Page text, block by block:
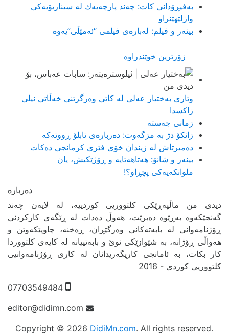
به‌فیڕۆدانی كات: چه‌ند پارچه‌یه‌ك له‌ سیناریۆیه‌كی
وازلێهێنراو
بینه‌ر و فیلم: له‌باره‌ی فیلمی “ئه‌مێڵی”یه‌وه‌
زۆرترین خوێندراوە
وتاری بەختیار عەلی لە کاتی وەرگرتنی خەڵاتی نیلی
زاکسدا
زمانی جەستە
زانکۆ دژ بە مزگەوت: دەربارەى تابلۆ ڕووتەکە
ده‌میرتاش له‌ زیندان خۆی فێری كرمانجی ده‌كات
بینەر و شانۆ: هەتاھەتایە و ڕۆژێکیش، یان
ملوانکەیەکی پچڕاو؟!
دیدی من ماڵپەڕێکی کلتووریی کوردییە، لە لایەن چەند
گەنجێكه‌وه‌ بەڕێوە دەبرێت، هەوڵ دەدات لە ڕێگەی کارکردنی
ڕۆژنامەوانی لە بابەتەکانی وەرگێڕان، ڕەخنە، چاوپێکەوتن و
هەواڵی ڕۆژانە، بە شێوازێکی نوێ و بابەتییانە لە کایەی کلتووردا
کار بکات، بە ئامانجی کاریگەریدانان لە کاری ڕۆژنامەوانیی
کلتووریی کوردی - 2016
07703549484
editor@didimn.com
Copyright © 2026 DidiMn.com. All rights reserved.